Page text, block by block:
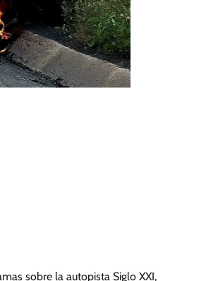
sobre la autopista Siglo XXI,